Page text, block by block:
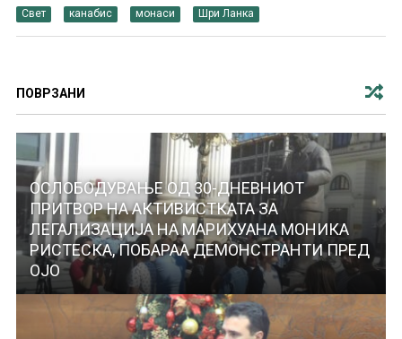
Свет канабис монаси Шри Ланка
ПОВРЗАНИ
ОСЛОБОДУВАЊЕ ОД 30-ДНЕВНИОТ
ПРИТВОР НА АКТИВИСТКАТА ЗА
ЛЕГАЛИЗАЦИЈА НА МАРИХУАНА МОНИКА
РИСТЕСКА, ПОБАРАА ДЕМОНСТРАНТИ ПРЕД
ОЈО